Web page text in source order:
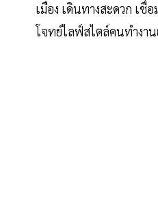
เมือง เดินทางสะดวก เชื่
โจทย์ไลฟ์สไตล์คนทำงา